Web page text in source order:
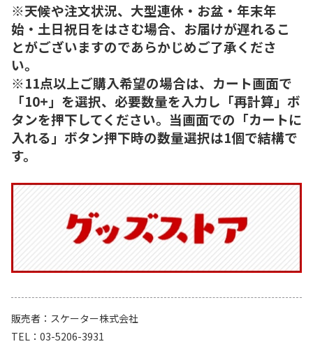
※天候や注文状況、大型連休・お盆・年末年
始・土日祝日をはさむ場合、お届けが遅れるこ
とがございますのであらかじめご了承くださ
い。
※11点以上ご購入希望の場合は、カート画面で
「10+」を選択、必要数量を入力し「再計算」ボ
タンを押下してください。当画面での「カートに
入れる」ボタン押下時の数量選択は1個で結構で
す。
販売者
スケーター株式会社
TEL
03-5206-3931